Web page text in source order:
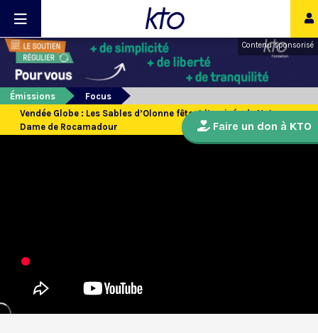
Contenu sponsorisé
Émissions
Focus
Vendée Globe : Les Sables d’Olonne fêtent l’arrivée de Notre-
Dame de Rocamadour
Faire un don à KTO